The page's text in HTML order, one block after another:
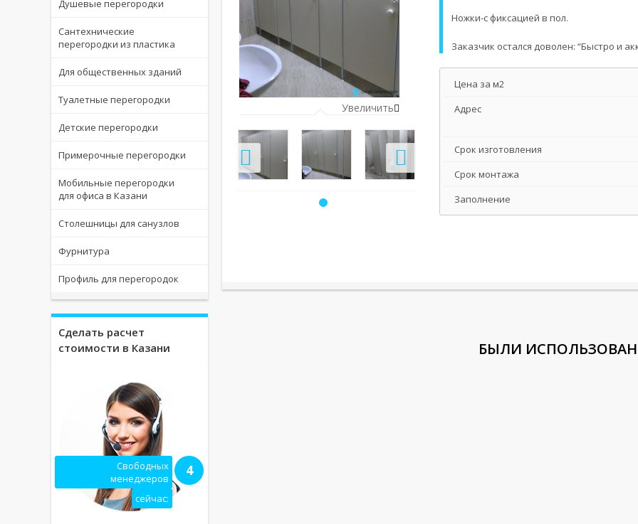
Душевые перегородки
Сантехнические
перегородки из пластика
Для общественных зданий
Туалетные перегородки
Детские перегородки
Примерочные перегородки
Мобильные перегородки
для офиса в Казани
Столешницы для санузлов
Фурнитура
Профиль для перегородок
Сделать расчет
стоимости в Казани
Свободных
менеджеров
сейчас:
4
Увеличить
Ножки-с фиксацией в пол.
Заказчик остался доволен: “Быстро и
Цена за м2
Адрес
Срок изготовления
Срок монтажа
Заполнение
БЫЛИ